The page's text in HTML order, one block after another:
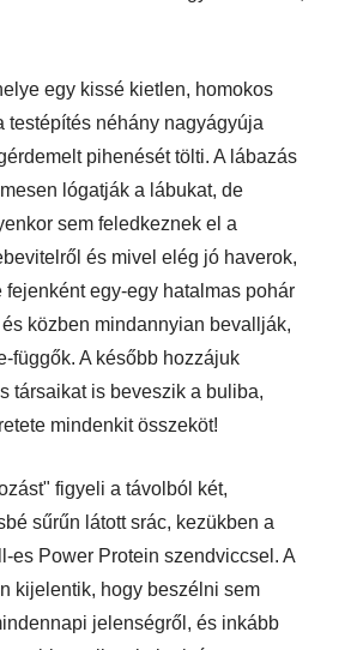
egy kissé kietlen, homokos
testépítés néhány nagyágyúja
pihenését tölti. A lábazás
lógatják a lábukat, de
sem feledkeznek el a
és mivel elég jó haverok,
fejenként egy-egy hatalmas pohár
közben mindannyian bevallják,
függők. A később hozzájuk
társaikat is beveszik a buliba,
mindenkit összeköt!
figyeli a távolból két,
sűrűn látott srác, kezükben a
es Power Protein szendviccsel. A
kijelentik, hogy beszélni sem
jelenségről, és inkább